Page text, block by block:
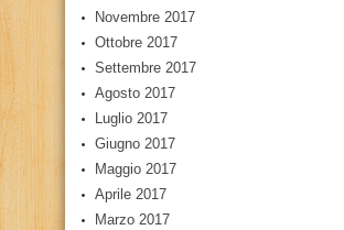
Novembre 2017
Ottobre 2017
Settembre 2017
Agosto 2017
Luglio 2017
Giugno 2017
Maggio 2017
Aprile 2017
Marzo 2017